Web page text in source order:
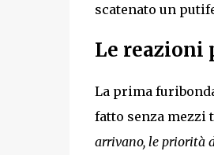
scatenato un
Le reazioni
La prima
fatto senza mezzi
arrivano, le priorità